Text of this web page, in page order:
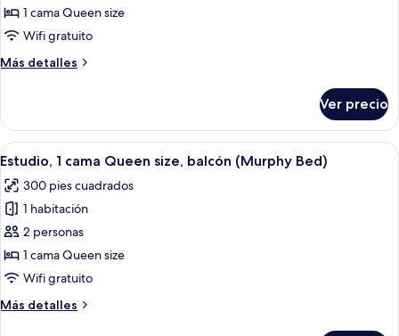
Estudio,
1
Queen
1 cama Queen size
Wifi gratuito
Más detalles
Más
1
cama
Queen
balcón
Ver precio
Abrir
todas
las
fotos
de
Estudio,
1
Queen
Habitación de hotel con una cama
5
Estudio, 1 cama Queen size, balcón (Murphy Bed)
300 pies cuadrados
1 habitación
2 personas
1 cama Queen size
Wifi gratuito
Más detalles
Más